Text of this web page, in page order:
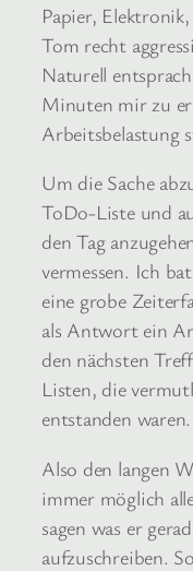
Papier,
Tom recht
Naturell
Minuten mir zu
Arbeitsbelastung
Um die Sache
ToDo-Liste und
den Tag
vermessen. Ich
eine grobe
als Antwort ein
den nächsten
Listen, die
entstanden waren.
Also den langen
immer möglich
sagen was er
aufzuschreiben.